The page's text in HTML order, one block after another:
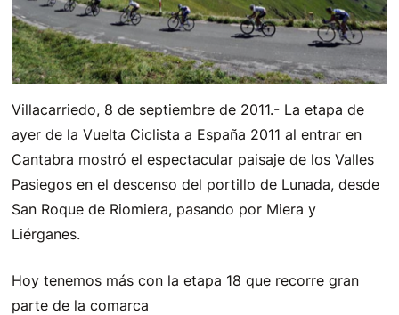
Villacarriedo, 8 de septiembre de 2011.- La etapa de
ayer de la Vuelta Ciclista a España 2011 al entrar en
Cantabra mostró el espectacular paisaje de los Valles
Pasiegos en el descenso del portillo de Lunada, desde
San Roque de Riomiera, pasando por Miera y
Liérganes.
Hoy tenemos más con la etapa 18 que recorre gran
parte de la comarca